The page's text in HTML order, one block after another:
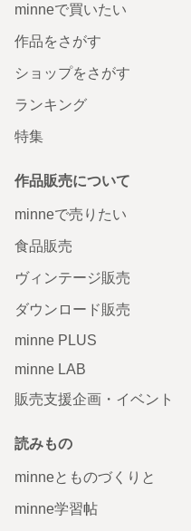
minneで買いたい
作品をさがす
ショップをさがす
ランキング
特集
作品販売について
minneで売りたい
食品販売
ヴィンテージ販売
ダウンロード販売
minne PLUS
minne LAB
販売支援企画・イベント
読みもの
minneとものづくりと
minne学習帖